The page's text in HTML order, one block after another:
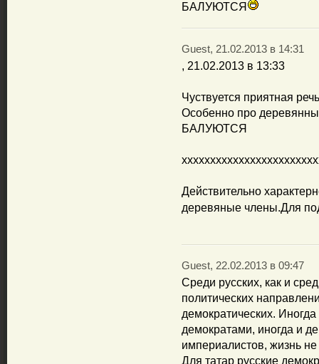
БАЛУЮТСЯ
Guest, 21.02.2013 в 14:31
, 21.02.2013 в 13:33
Чуствуется приятная
Особенно про
БАЛУЮТСЯ
Действительно
деревяные члены.Для
Guest, 22.02.2013 в 09:47
Среди русских, как и
политических
демократических.
демократами, иногда и
империалистов, жизнь
Для татар русские